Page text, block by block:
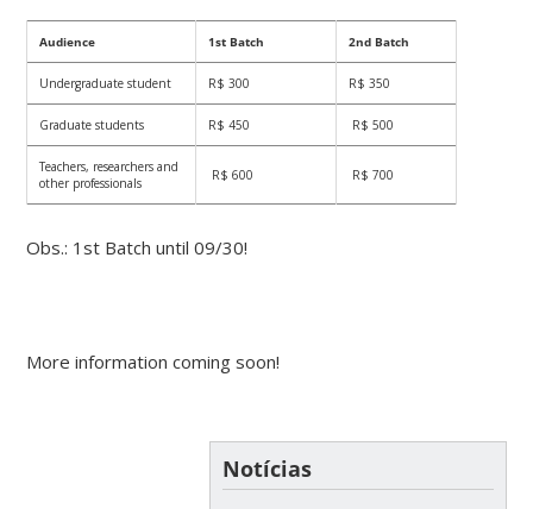
Audience 1st Batch 2nd Batch
Undergraduate student R$ 300 R$ 350
Graduate students R$ 450 R$ 500
Teachers, researchers and
other professionals
R$ 600 R$ 700
Obs.: 1st Batch until 09/30!
More information coming soon!
Notícias